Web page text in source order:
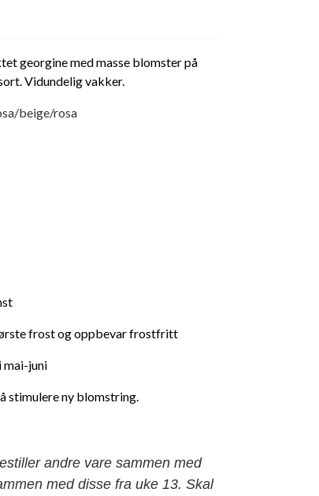
georgine med masse blomster på
Vidundelig vakker.
beige/rosa
frost og oppbevar frostfritt
mai-juni
stimulere ny blomstring.
andre vare sammen med
med disse fra uke 13. Skal